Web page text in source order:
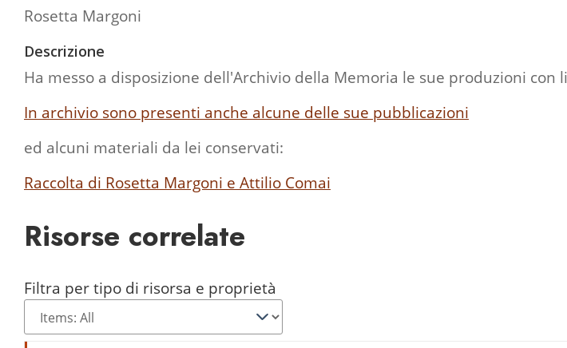
Rosetta Margoni
Descrizione
Ha messo a disposizione dell'Archivio della Memoria le sue produzioni con
In archivio sono presenti anche alcune delle sue pubblicazioni
ed alcuni materiali da lei conservati:
Raccolta di Rosetta Margoni e Attilio Comai
Risorse correlate
Filtra per tipo di risorsa e proprietà